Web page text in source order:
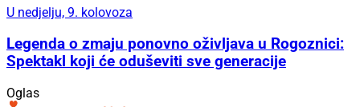
U nedjelju, 9. kolovoza
Legenda o zmaju ponovno oživljava u Rogoznici:
Spektakl koji će oduševiti sve generacije
Oglas